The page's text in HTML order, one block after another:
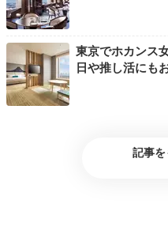
Return trip
14:00
東京タワーを眺め
東京でホカンス
日や推し活にも
記事